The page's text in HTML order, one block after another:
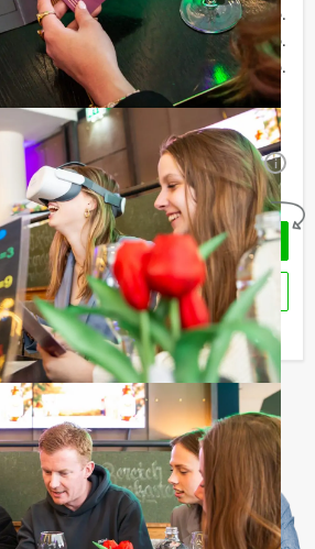
€ 72,50 p.p.
€ 69,50 p.p.
€ 66,50 p.p.
BTW
minuten
personen i
Geheel vrijblijvend
AANVRAGEN
RESERVEREN
een vraag over dit uitje
kiezen?